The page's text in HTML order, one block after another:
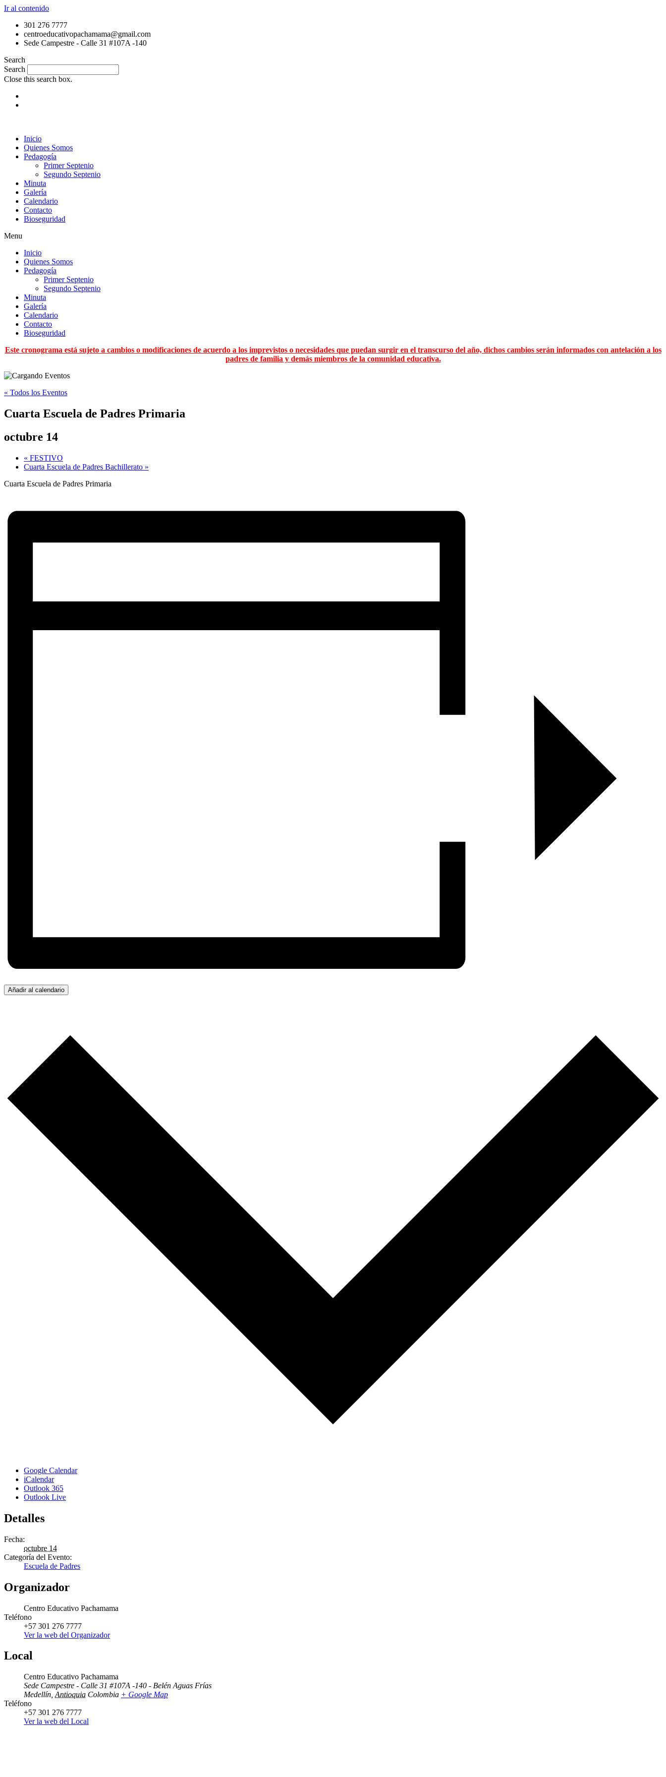
Ir al contenido
301 276 7777
centroeducativopachamama@gmail.com
Sede Campestre - Calle 31 #107A -140
Search
Search
Close this search box.
Inicio
Quienes Somos
Pedagogía
Primer Septenio
Segundo Septenio
Minuta
Galería
Calendario
Contacto
Bioseguridad
Menu
Inicio
Quienes Somos
Pedagogía
Primer Septenio
Segundo Septenio
Minuta
Galería
Calendario
Contacto
Bioseguridad
Este cronograma está sujeto a cambios o modificaciones de acuerdo a los imprevistos o necesidades que puedan surgir en el transcurso del año, dichos cambios serán informados con antelación a los
padres de familia y demás miembros de la comunidad educativa.
« Todos los Eventos
Cuarta Escuela de Padres Primaria
octubre 14
« FESTIVO
Cuarta Escuela de Padres Bachillerato »
Cuarta Escuela de Padres Primaria
Añadir al calendario
Google Calendar
iCalendar
Outlook 365
Outlook Live
Detalles
Fecha:
octubre 14
Categoría del Evento:
Escuela de Padres
Organizador
Centro Educativo Pachamama
Teléfono
+57 301 276 7777
Ver la web del Organizador
Local
Centro Educativo Pachamama
Sede Campestre - Calle 31 #107A -140 - Belén Aguas Frías
Medellín Antioquia Colombia + Google Map
Teléfono
+57 301 276 7777
Ver la web del Local